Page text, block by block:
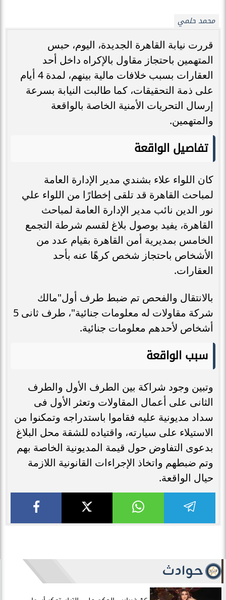
محمد حلمي
قررت نيابة القاهرة الجديدة، اليوم، حبس
المتهمين باحتجاز مقاول بالإكراه داخل أحد
العقارات بسبب خلافات مالية بينهم، لمدة 4 أيام
على ذمة التحقيقات، كما طالبت النيابة بسرعة
إرسال التحريات الأمنية الخاصة بالواقعة
والمتهمين.
تفاصيل الواقعة
كان اللواء علاء بشندي مدير الإدارة العامة
لمباحث القاهرة قد تلقى إخطارًا من اللواء علي
نور الدين نائب مدير الإدارة العامة لمباحث
القاهرة، يفيد بوصول بلاغ لقسم شرطة التجمع
الخامس بمديرية أمن القاهرة بقيام عدد من
الأشخاص باحتجاز شخص كرهًا عنه بأحد
العقارات.
بالانتقال والفحص تم ضبط طرف أول"مالك
شركة مقاولات له معلومات جنائية"، طرف ثانى 5
أشخاص لأحدهم معلومات جنائية.
سبب الواقعة
وتبين وجود شراكة بين الطرف الأول والطرف
الثانى على أعمال المقاولات وتعثر الأول فى
سداد مديونية عليه فقاموا باستدراجه وتمكنوا من
الاستيلاء على سيارته، واقتياده للشقة محل البلاغ
بدعوى التفاوض حول قيمة المديونية الخاصة بهم
وتم ضبطهم واتخاذ الإجراءات القانونية اللازمة
حيال الواقعة.
حوادث